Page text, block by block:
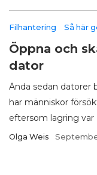
Filhantering Så här
Öppna och
dator
Ända sedan datorer
har människor
eftersom lagring var
Olga Weis